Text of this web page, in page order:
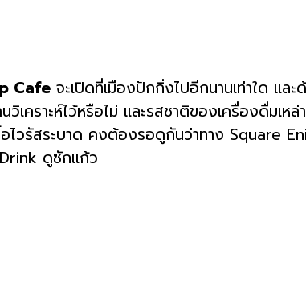
Cafe จะเปิดที่เมืองปักกิ่งไปอีกนานเท่าใด แล
คราะห์ไว้หรือไม่ และรสชาติของเครื่องดื่มเห
วรัสระบาด คงต้องรอดูกันว่าทาง Square
ดูซักแก้ว